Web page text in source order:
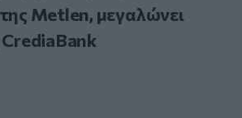
Metlen, μεγαλώνει